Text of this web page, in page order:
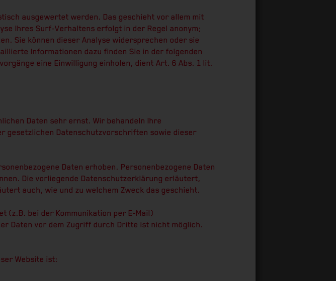
ausgewertet werden. Das geschieht vor allem mit
Ihres Surf-Verhaltens erfolgt in der Regel anonym;
Sie können dieser Analyse widersprechen oder sie
Informationen dazu finden Sie in der folgenden
eine Einwilligung einholen, dient Art. 6 Abs. 1 lit.
Daten sehr ernst. Wir behandeln Ihre
gesetzlichen Datenschutzvorschriften sowie dieser
Daten erhoben. Personenbezogene Daten
Die vorliegende Datenschutzerklärung erläutert,
auch, wie und zu welchem Zweck das geschieht.
(z.B. bei der Kommunikation per E-Mail)
Daten vor dem Zugriff durch Dritte ist nicht möglich.
Website ist: